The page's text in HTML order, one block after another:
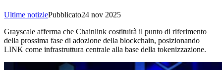
Ultime notiziePubblicato24 nov 2025
Grayscale afferma che Chainlink costituirà il punto di riferimento
della prossima fase di adozione della blockchain, posizionando
LINK come infrastruttura centrale alla base della tokenizzazione.